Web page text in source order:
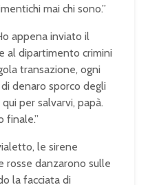
mai chi sono.”
appena inviato il
al dipartimento crimini
transazione, ogni
denaro sporco degli
per salvarvi, papà.
finale.”
le sirene
rosse danzarono sulle
la facciata di